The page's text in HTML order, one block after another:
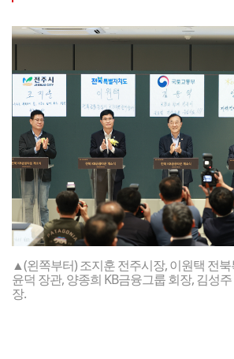
▲(왼쪽부터) 조지훈 전주시장, 이원택 전
윤덕 장관, 양종희 KB금융그룹 회장, 김성
장.